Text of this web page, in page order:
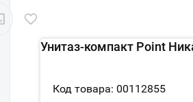
Унитаз-компакт Point
Код товара: 00112855